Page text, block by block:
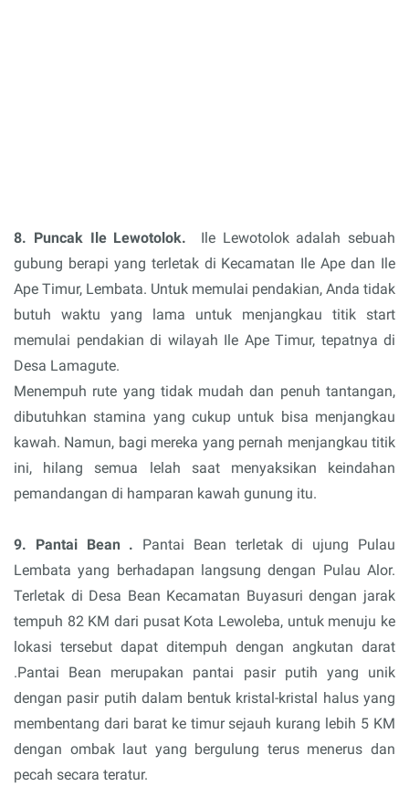
8. Puncak Ile Lewotolok. Ile Lewotolok adalah sebuah
gubung berapi yang terletak di Kecamatan Ile Ape dan Ile
Ape Timur, Lembata. Untuk memulai pendakian, Anda tidak
butuh waktu yang lama untuk menjangkau titik start
memulai pendakian di wilayah Ile Ape Timur, tepatnya di
Desa Lamagute.
Menempuh rute yang tidak mudah dan penuh tantangan,
dibutuhkan stamina yang cukup untuk bisa menjangkau
kawah. Namun, bagi mereka yang pernah menjangkau titik
ini, hilang semua lelah saat menyaksikan keindahan
pemandangan di hamparan kawah gunung itu.
9. Pantai Bean . Pantai Bean terletak di ujung Pulau
Lembata yang berhadapan langsung dengan Pulau Alor.
Terletak di Desa Bean Kecamatan Buyasuri dengan jarak
tempuh 82 KM dari pusat Kota Lewoleba, untuk menuju ke
lokasi tersebut dapat ditempuh dengan angkutan darat
.Pantai Bean merupakan pantai pasir putih yang unik
dengan pasir putih dalam bentuk kristal-kristal halus yang
membentang dari barat ke timur sejauh kurang lebih 5 KM
dengan ombak laut yang bergulung terus menerus dan
pecah secara teratur.